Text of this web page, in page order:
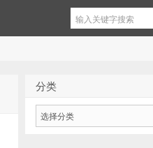
分类